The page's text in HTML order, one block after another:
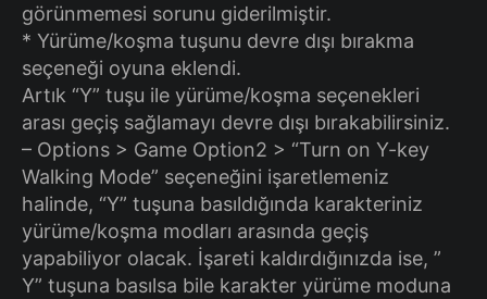
görünmemesi sorunu giderilmiştir.
* Yürüme/koşma tuşunu devre dışı bırakma
seçeneği oyuna eklendi.
Artık “Y” tuşu ile yürüme/koşma seçenekleri
arası geçiş sağlamayı devre dışı bırakabilirsiniz.
– Options > Game Option2 > “Turn on Y-key
Walking Mode” seçeneğini işaretlemeniz
halinde, “Y” tuşuna basıldığında karakteriniz
yürüme/koşma modları arasında geçiş
yapabiliyor olacak. İşareti kaldırdığınızda ise, ”
Y” tuşuna basılsa bile karakter yürüme moduna